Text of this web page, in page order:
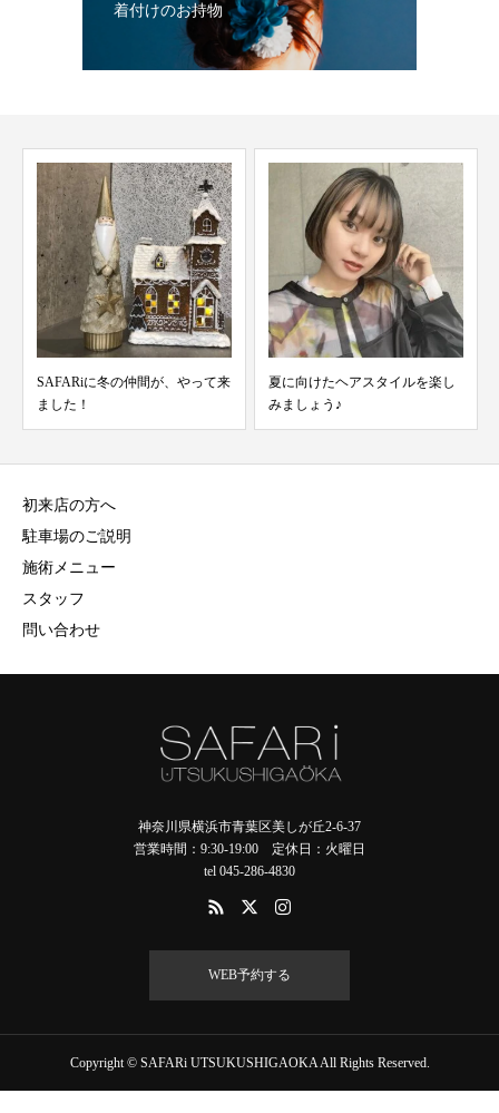
着付けのお持物
SAFARiに冬の仲間が、やって来
ました！
夏に向けたヘアスタイルを楽し
みましょう♪
初来店の方へ
駐車場のご説明
施術メニュー
スタッフ
問い合わせ
神奈川県横浜市青葉区美しが丘2-6-37
営業時間：9:30-19:00 定休日：火曜日
tel 045-286-4830
WEB予約する
Copyright © SAFARi UTSUKUSHIGAOKA All Rights Reserved.